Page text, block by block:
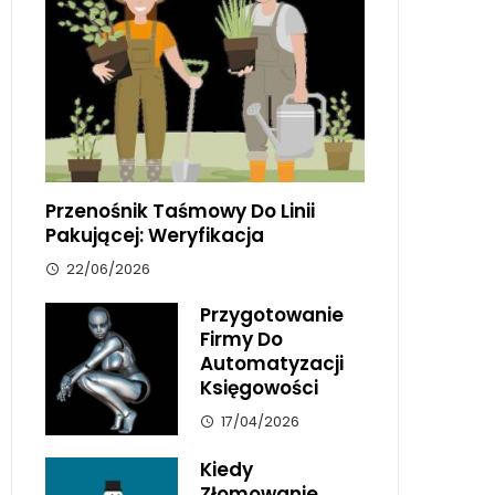
Przenośnik Taśmowy Do Linii
Pakującej: Weryfikacja
22/06/2026
Przygotowanie
Firmy Do
Automatyzacji
Księgowości
17/04/2026
Kiedy